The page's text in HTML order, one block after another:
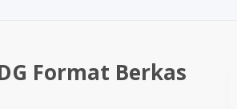
Format Berkas